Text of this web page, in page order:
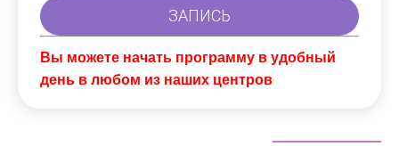
Вы можете начать программу в удобный
день в любом из наших центров